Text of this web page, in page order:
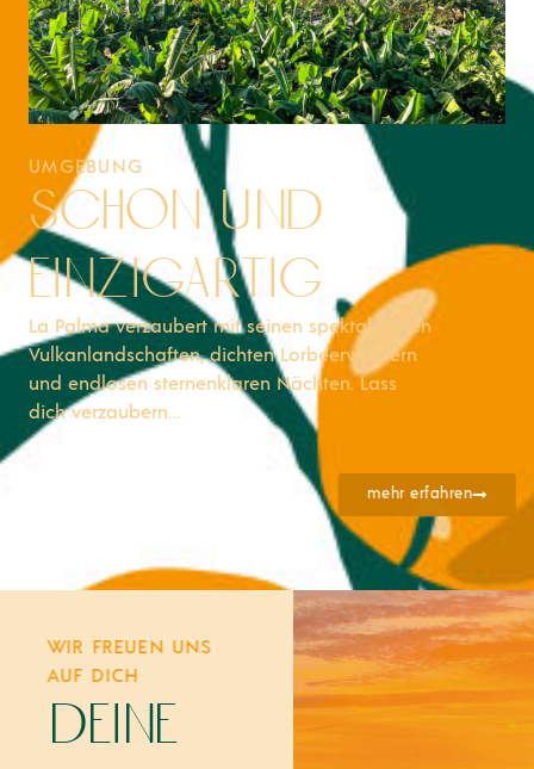
schön und
einzigartig
mehr erfahren
UMGEBUNG
La Palma verzaubert mit seinen spektakulären
Vulkanlandschaften, dichten Lorbeerwäldern
und endlosen sternenklaren Nächten. Lass
dich verzaubern…
WIR FREUEN UNS
AUF DICH
deine